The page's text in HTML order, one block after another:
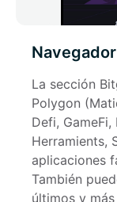
La sección
Polygon
Defi, GameFi,
Herramients,
aplicaciones
También
últimos y